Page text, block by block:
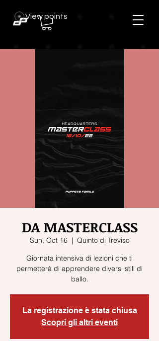
View points
DA MASTERCLASS
Sun, Oct 16
  |
Quinto di Treviso
Giornata intensiva di lezioni che ti
permetterà di apprendere diversi stili di
ballo.
La registrazione è stata chiusa
Scopri gli altri eventi